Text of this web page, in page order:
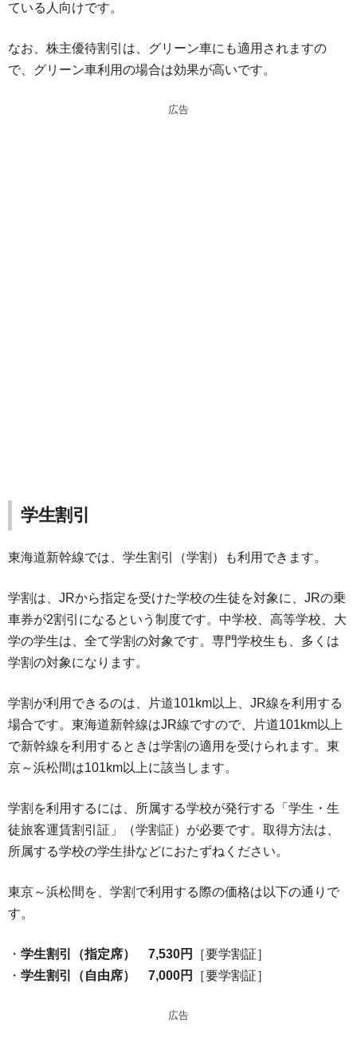
ている人向けです。
なお、株主優待割引は、グリーン車にも適用されますの
で、グリーン車利用の場合は効果が高いです。
広告
学生割引
東海道新幹線では、学生割引（学割）も利用できます。
学割は、JRから指定を受けた学校の生徒を対象に、JRの乗
車券が2割引になるという制度です。中学校、高等学校、大
学の学生は、全て学割の対象です。専門学校生も、多くは
学割の対象になります。
学割が利用できるのは、片道101km以上、JR線を利用する
場合です。東海道新幹線はJR線ですので、片道101km以上
で新幹線を利用するときは学割の適用を受けられます。東
京～浜松間は101km以上に該当します。
学割を利用するには、所属する学校が発行する「学生・生
徒旅客運賃割引証」（学割証）が必要です。取得方法は、
所属する学校の学生掛などにおたずねください。
東京～浜松間を、学割で利用する際の価格は以下の通りで
す。
・ 学生割引（指定席） 7,530円
［要学割証］
・ 学生割引（自由席） 7,000円 ［要学割証］
広告